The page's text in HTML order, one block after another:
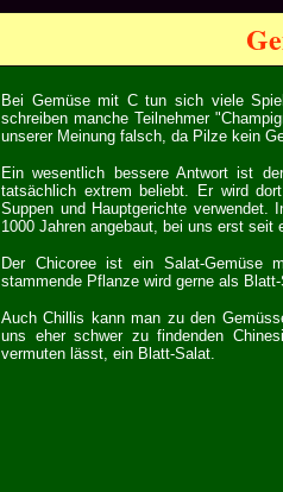
Bei Gemüse mit C tun sich viele
schreiben manche Teilnehmer
unserer Meinung falsch, da Pilze kein
Ein wesentlich bessere Antwort ist
tatsächlich extrem beliebt. Er wird
Suppen und Hauptgerichte
1000 Jahren angebaut, bei uns erst seit
Der Chicoree ist ein Salat-Gemüse
stammende Pflanze wird gerne als
Auch Chillis kann man zu den
uns eher schwer zu findenden
vermuten lässt, ein Blatt-Salat.